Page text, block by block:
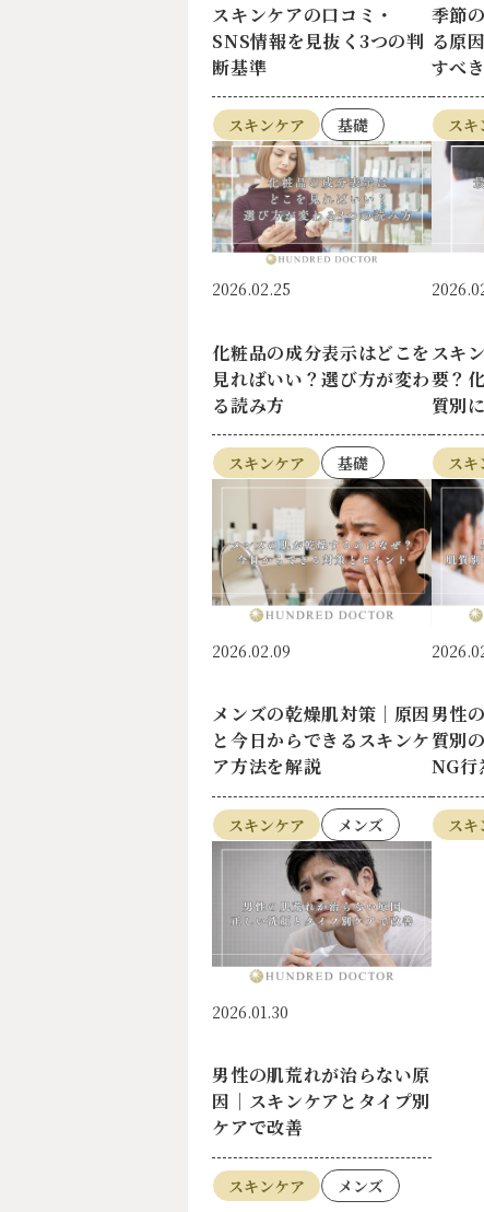
スキンケアの口コミ・
SNS情報を見抜く3つの判
断基準
スキンケア 基礎
季節
る原
すべ
スキ
2026.02.25
化粧品の成分表示はどこを
見ればいい？選び方が変わ
る読み方
スキンケア 基礎
スキ
要？
質別
スキ
2026.02.09
メンズの乾燥肌対策｜原因
と今日からできるスキンケ
ア方法を解説
スキンケア メンズ
男性
質別
NG行
ス
2026.01.30
男性の肌荒れが治らない原
因｜スキンケアとタイプ別
ケアで改善
スキンケア メンズ